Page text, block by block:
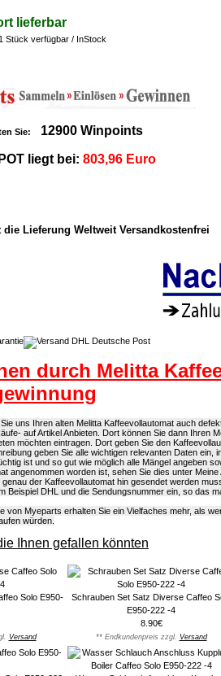
lieferbar
Stück verfügbar / InStock
Sie: 12900 Winpoints
liegt bei: 803,96 Euro
die Lieferung Weltweit Versandkostenfrei
durch Melitta
uns Ihren alten Melitta Kaffeevollautomat auch
auf Artikel Anbieten. Dort können Sie dann Ihren
möchten eintragen. Dort geben Sie den
geben Sie alle wichtigen relevanten Daten
ist und so gut wie möglich alle Mängel angeben
angenommen worden ist, sehen Sie dies unter
der Kaffeevollautomat hin gesendet werden
Beispiel DHL und die Sendungsnummer ein, so das
von Myeparts erhalten Sie ein Vielfaches mehr, als
würden.
Ihnen gefallen könnten
Solo E950-
Versand
Schrauben Set Satz Diverse Caffeo
E950-222 -4
8.90€
** Endkundenpreis zzgl. Versand